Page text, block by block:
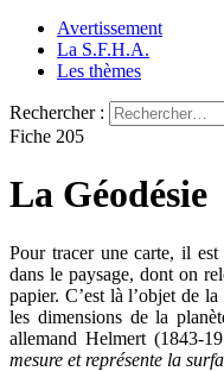
Avertissement
La S.F.H.A.
Les thèmes
Rechercher :
Fiche 205
La Géodésie
Pour tracer une carte, il est
dans le paysage, dont on
papier. C’est là l’objet de la
les dimensions de la
allemand Helmert (1843-
mesure et représente la